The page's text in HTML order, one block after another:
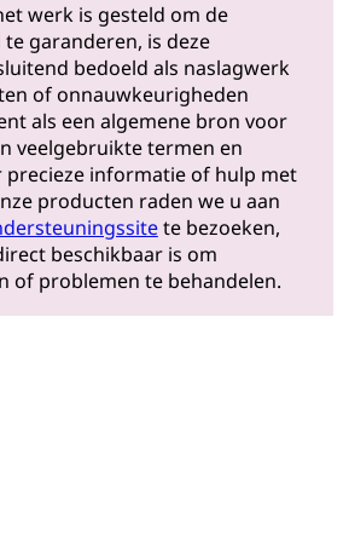
werk is gesteld om de
garanderen, is deze
bedoeld als naslagwerk
of onnauwkeurigheden
als een algemene bron voor
veelgebruikte termen en
precieze informatie of hulp met
producten raden we u aan
te bezoeken,
beschikbaar is om
of problemen te behandelen.